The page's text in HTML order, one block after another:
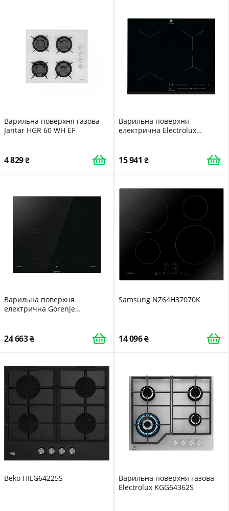
Варильна поверхня газова
Jantar HGR 60 WH EF
4 829
Варильна поверхня
електрична Electrolux
15 941
Варильна поверхня
електрична Gorenje
24 663
Samsung NZ64H37070K
14 096
Beko HILG64225S
Варильна поверхня газова
Electrolux KGG64362S